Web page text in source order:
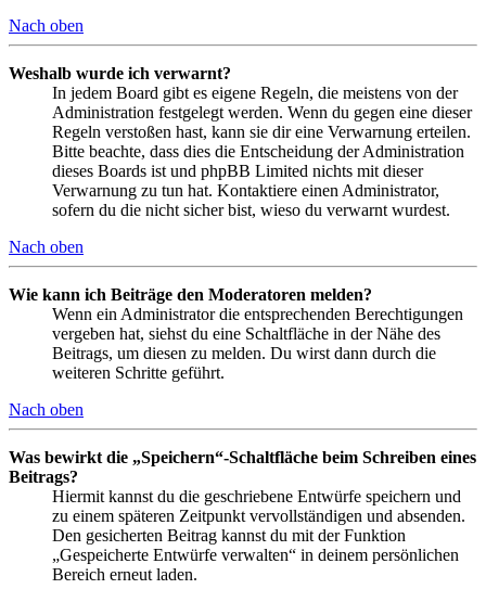
Nach oben
Weshalb wurde ich verwarnt?
In jedem Board gibt es eigene Regeln, die meistens von der
Administration festgelegt werden. Wenn du gegen eine dieser
Regeln verstoßen hast, kann sie dir eine Verwarnung erteilen.
Bitte beachte, dass dies die Entscheidung der Administration
dieses Boards ist und phpBB Limited nichts mit dieser
Verwarnung zu tun hat. Kontaktiere einen Administrator,
sofern du die nicht sicher bist, wieso du verwarnt wurdest.
Nach oben
Wie kann ich Beiträge den Moderatoren melden?
Wenn ein Administrator die entsprechenden Berechtigungen
vergeben hat, siehst du eine Schaltfläche in der Nähe des
Beitrags, um diesen zu melden. Du wirst dann durch die
weiteren Schritte geführt.
Nach oben
Was bewirkt die „Speichern“-Schaltfläche beim Schreiben eines
Beitrags?
Hiermit kannst du die geschriebene Entwürfe speichern und
zu einem späteren Zeitpunkt vervollständigen und absenden.
Den gesicherten Beitrag kannst du mit der Funktion
„Gespeicherte Entwürfe verwalten“ in deinem persönlichen
Bereich erneut laden.